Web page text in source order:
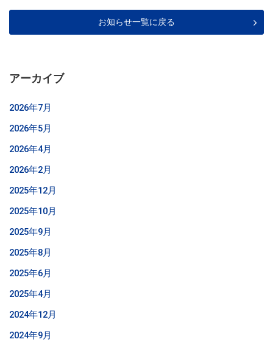
お知らせ一覧に戻る
アーカイブ
2026年7月
2026年5月
2026年4月
2026年2月
2025年12月
2025年10月
2025年9月
2025年8月
2025年6月
2025年4月
2024年12月
2024年9月